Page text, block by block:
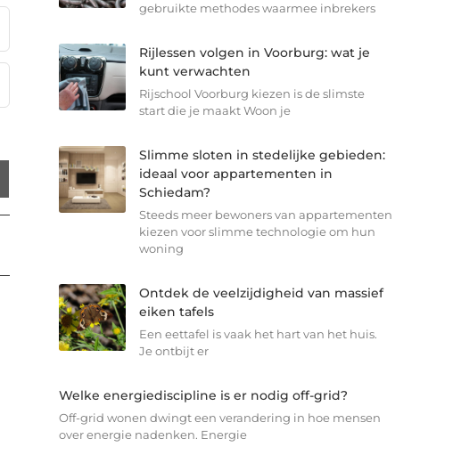
gebruikte methodes waarmee inbrekers
Rijlessen volgen in Voorburg: wat je
kunt verwachten
Rijschool Voorburg kiezen is de slimste
start die je maakt Woon je
Slimme sloten in stedelijke gebieden:
ideaal voor appartementen in
Schiedam?
Steeds meer bewoners van appartementen
kiezen voor slimme technologie om hun
woning
Ontdek de veelzijdigheid van massief
eiken tafels
Een eettafel is vaak het hart van het huis.
Je ontbijt er
Welke energiediscipline is er nodig off-grid?
Off-grid wonen dwingt een verandering in hoe mensen
over energie nadenken. Energie